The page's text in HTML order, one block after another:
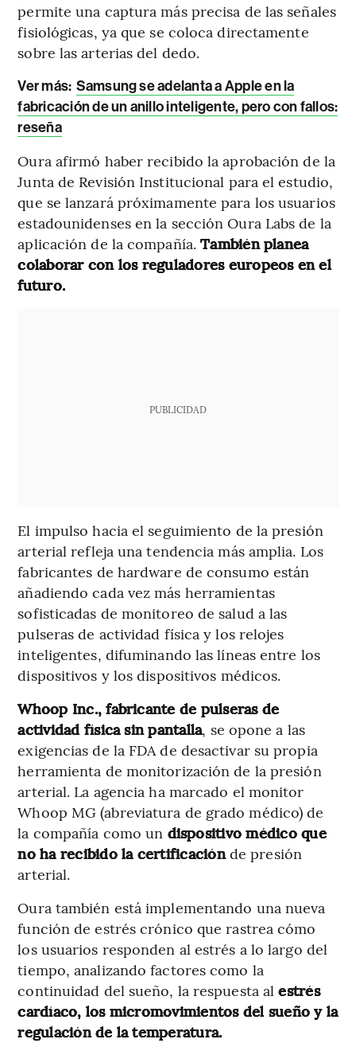
permite una captura más precisa de las señales
fisiológicas, ya que se coloca directamente
sobre las arterias del dedo.
Ver más: Samsung se adelanta a Apple en la
fabricación de un anillo inteligente, pero con fallos:
reseña
Oura afirmó haber recibido la aprobación de la
Junta de Revisión Institucional para el estudio,
que se lanzará próximamente para los usuarios
estadounidenses en la sección Oura Labs de la
aplicación de la compañía.También planea
colaborar con los reguladores europeos en el
futuro.
PUBLICIDAD
El impulso hacia el seguimiento de la presión
arterial refleja una tendencia más amplia. Los
fabricantes de hardware de consumo están
añadiendo cada vez más herramientas
sofisticadas de monitoreo de salud a las
pulseras de actividad física y los relojes
inteligentes, difuminando las líneas entre los
dispositivos y los dispositivos médicos.
Whoop Inc., fabricante de pulseras de
actividad física sin pantalla, se opone a las
exigencias de la FDA de desactivar su propia
herramienta de monitorización de la presión
arterial. La agencia ha marcado el monitor
Whoop MG (abreviatura de grado médico) de
la compañía como un dispositivo médico que
no ha recibido la certificaciónde presión
arterial.
Oura también está implementando una nueva
función de estrés crónico que rastrea cómo
los usuarios responden al estrés a lo largo del
tiempo, analizando factores como la
continuidad del sueño, la respuesta al estrés
cardíaco, los micromovimientos del sueño y la
regulación de la temperatura.